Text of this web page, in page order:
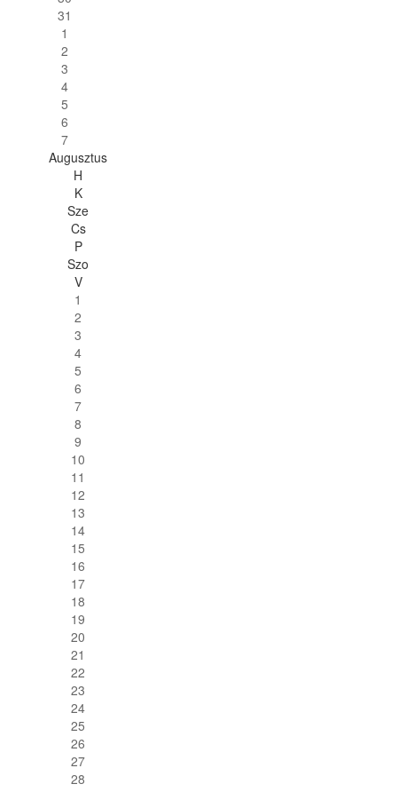
31
1
2
3
4
5
6
7
Augusztus
H
K
Sze
Cs
P
Szo
V
1
2
3
4
5
6
7
8
9
10
11
12
13
14
15
16
17
18
19
20
21
22
23
24
25
26
27
28